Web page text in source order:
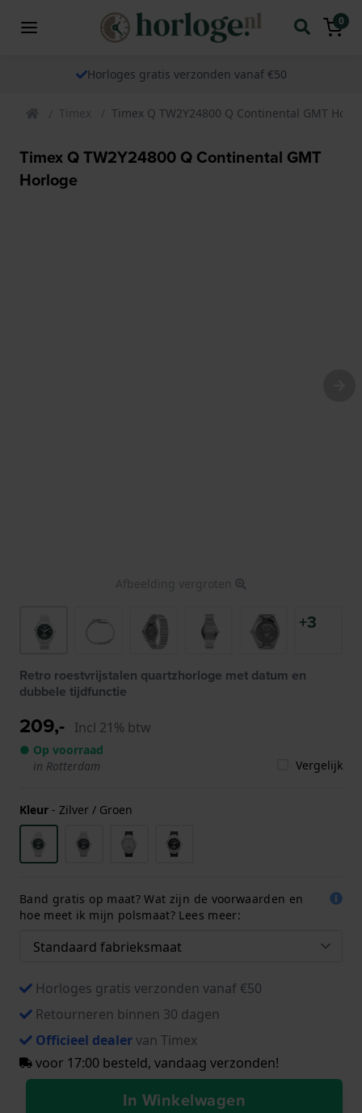
0
Horloges gratis verzonden vanaf €50
Timex Timex Q TW2Y24800 Q Continental GMT
Timex Q TW2Y24800 Q Continental GMT
Horloge
Afbeelding vergroten
+3
Retro roestvrijstalen quartzhorloge met datum en
dubbele tijdfunctie
209,- Incl 21% btw
● Op voorraad
in Rotterdam
Vergelijk
Kleur - Zilver / Groen
Band gratis op maat? Wat zijn de voorwaarden en
hoe meet ik mijn polsmaat? Lees meer:
Horloges gratis verzonden vanaf €50
Retourneren binnen 30 dagen
Officieel dealervan Timex
voor 17:00 besteld, vandaag verzonden!
In Winkelwagen